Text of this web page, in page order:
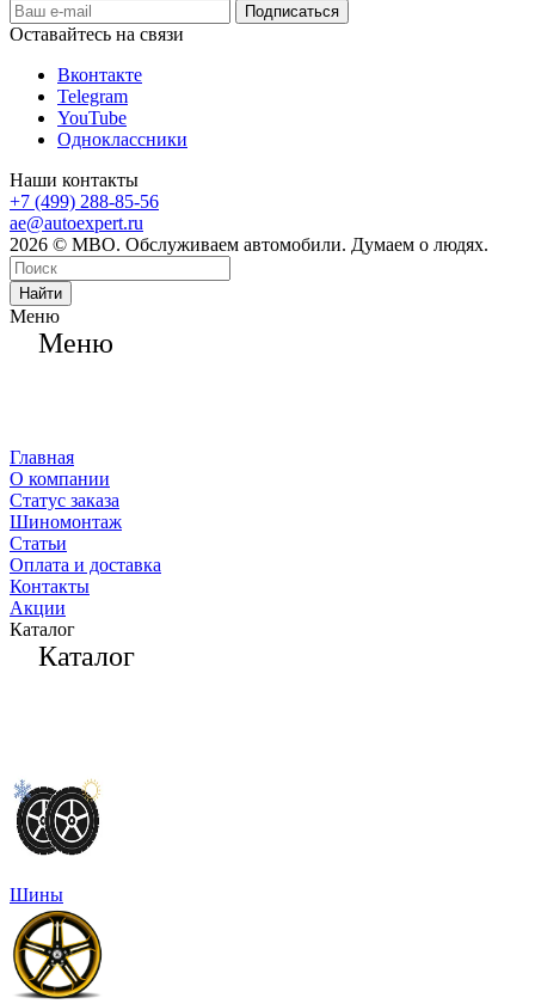
Оставайтесь на связи
Вконтакте
Telegram
YouTube
Одноклассники
Наши контакты
+7 (499) 288-85-56
ae@autoexpert.ru
2026 © МВО. Обслуживаем автомобили. Думаем о людях.
Найти
Меню
Меню
Главная
О компании
Статус заказа
Шиномонтаж
Статьи
Оплата и доставка
Контакты
Акции
Каталог
Каталог
Шины